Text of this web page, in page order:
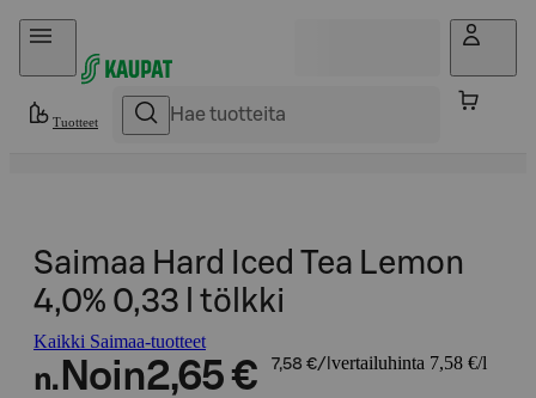
Hyppää sisältöön
Tuotteet
Saimaa Hard Iced Tea Lemon
4,0% 0,33 l tölkki
Kaikki Saimaa-tuotteet
n. Noin2,65 € 7,58 €/l vertailuhinta 7,58 €/l